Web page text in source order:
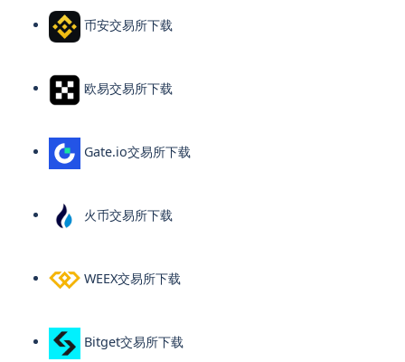
币安交易所下载
欧易交易所下载
Gate.io交易所下载
火币交易所下载
WEEX交易所下载
Bitget交易所下载